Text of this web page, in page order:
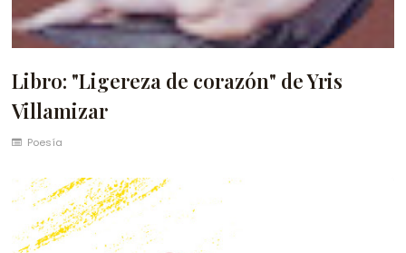
Libro: "Ligereza de corazón" de Yris
Villamizar
Poesía